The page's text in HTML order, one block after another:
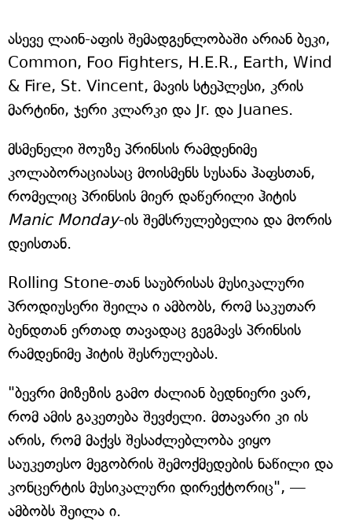
ასევე ლაინ-აფის შემადგენლობაში არიან ბეკი,
Common, Foo Fighters, H.E.R., Earth, Wind
& Fire, St. Vincent, მავის სტეპლესი, კრის
მარტინი, ჯერი კლარკი და Jr. და Juanes.
მსმენელი შოუზე პრინსის რამდენიმე
კოლაბორაციასაც მოისმენს სუსანა ჰაფსთან,
რომელიც პრინსის მიერ დაწერილი ჰიტის
Manic Monday-ის შემსრულებელია და მორის
დეისთან.
Rolling Stone-თან საუბრისას მუსიკალური
პროდიუსერი შეილა ი ამბობს, რომ საკუთარ
ბენდთან ერთად თავადაც გეგმავს პრინსის
რამდენიმე ჰიტის შესრულებას.
"ბევრი მიზეზის გამო ძალიან ბედნიერი ვარ,
რომ ამის გაკეთება შევძელი. მთავარი კი ის
არის, რომ მაქვს შესაძლებლობა ვიყო
საუკეთესო მეგობრის შემოქმედების ნაწილი და
კონცერტის მუსიკალური დირექტორიც", —
ამბობს შეილა ი.